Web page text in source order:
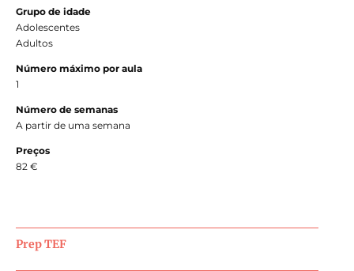
Grupo de idade
Adolescentes
Adultos
Número máximo por aula
1
Número de semanas
A partir de uma semana
Preços
82 €
Prep TEF